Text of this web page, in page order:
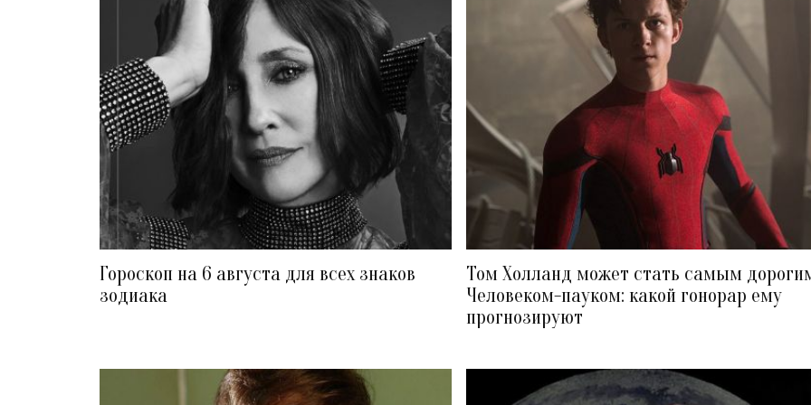
Гороскоп на 6 августа для всех знаков
зодиака
Том Холланд может стать самым
Человеком-пауком: какой гонорар ему
прогнозируют